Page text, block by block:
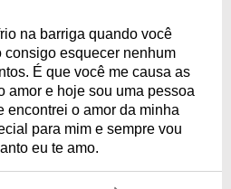
na barriga quando você
esquecer nenhum
É que você me causa as
amor e hoje sou uma pessoa
encontrei o amor da minha
para mim e sempre vou
eu te amo.